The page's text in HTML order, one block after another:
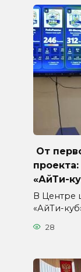
От
«АйТи-
В Центре
«АйТи-
28